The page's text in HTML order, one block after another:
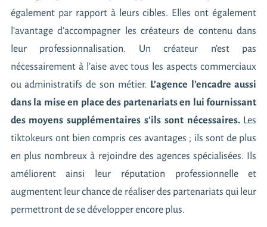
également par rapport à leurs cibles. Elles ont également
l’avantage d’accompagner les créateurs de contenu dans
leur professionnalisation. Un créateur n’est pas
nécessairement à l’aise avec tous les aspects commerciaux
ou administratifs de son métier. L’agence l’encadre aussi
dans la mise en place des partenariats en lui fournissant
des moyens supplémentaires s’ils sont nécessaires.Les
tiktokeurs ont bien compris ces avantages ; ils sont de plus
en plus nombreux à rejoindre des agences spécialisées. Ils
améliorent ainsi leur réputation professionnelle et
augmentent leur chance de réaliser des partenariats qui leur
permettront de se développer encore plus.